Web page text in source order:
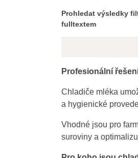
Prohledat výsledky
fulltextem
Profesionální
Chladiče mléka
a hygienické
Vhodné jsou pro
suroviny a